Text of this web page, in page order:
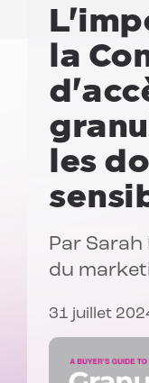
la
les
Par Sarah
du
31 juillet